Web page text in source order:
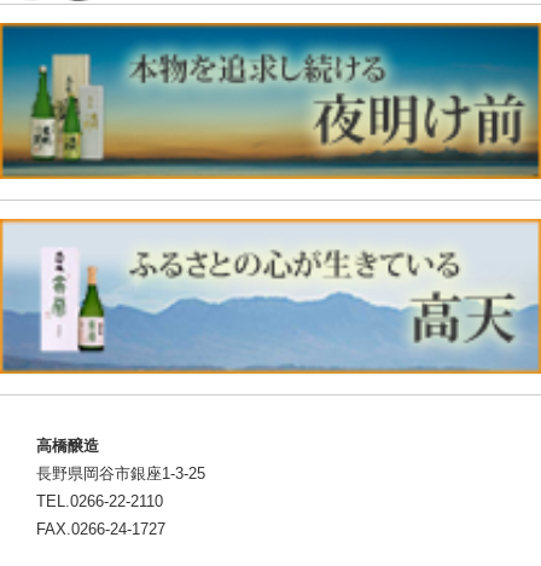
高橋醸造
長野県岡谷市銀座1-3-25
TEL.0266-22-2110
FAX.0266-24-1727